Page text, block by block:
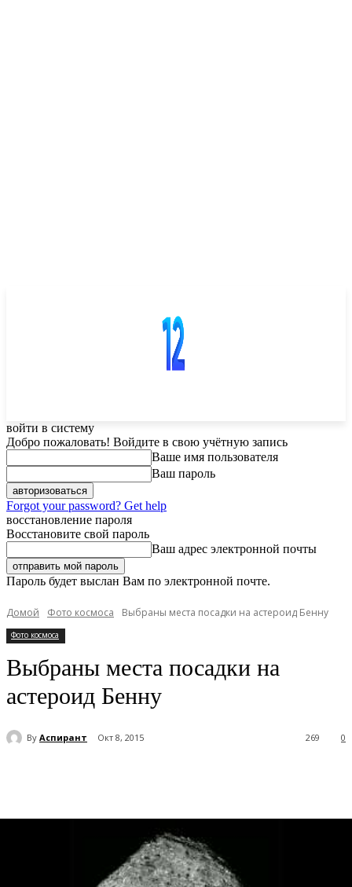
войти в систему
Добро пожаловать! Войдите в свою учётную запись
Ваше имя пользователя
Ваш пароль
Forgot your password? Get help
восстановление пароля
Восстановите свой пароль
Ваш адрес электронной почты
Пароль будет выслан Вам по электронной почте.
Домой Фото космоса Выбраны места посадки на астероид Бенну
Фото космоса
Выбраны места посадки на
астероид Бенну
By Аспирант Окт 8, 2015 0
269